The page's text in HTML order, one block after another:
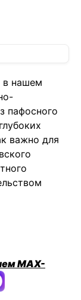
в нашем
пафосного
важно для
MAX-